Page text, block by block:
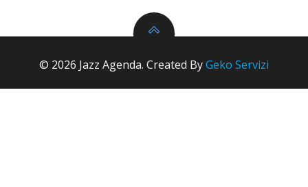
© 2026 Jazz Agenda. Created ByGeko Servizi